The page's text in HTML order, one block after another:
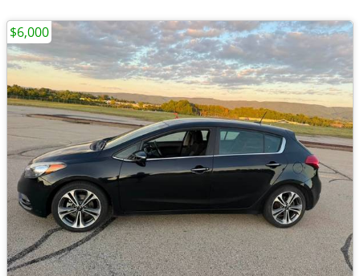
$6,000